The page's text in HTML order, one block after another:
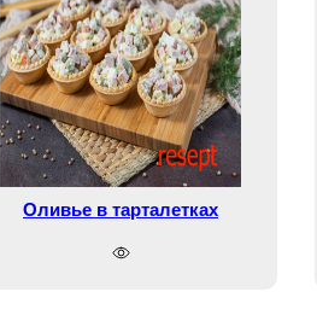
Оливье в тарталетках